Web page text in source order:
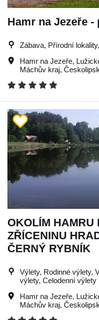
Hamr na Jezeře -
Zábava, Přírodní
Hamr na Jezeře,
Máchův kraj,
OKOLÍM HAMRU
ZŘÍCENINU
ČERNÝ RYBNÍK
Výlety, Rodinné výlety,
výlety, Celodenní výlety
Hamr na Jezeře,
Máchův kraj,